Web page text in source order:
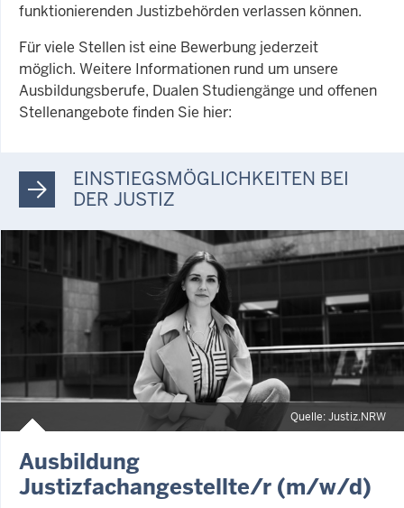
funktionierenden Justizbehörden verlassen können.
Für viele Stellen ist eine Bewerbung jederzeit
möglich. Weitere Informationen rund um unsere
Ausbildungsberufe, Dualen Studiengänge und offenen
Stellenangebote finden Sie hier:
EINSTIEGSMÖGLICHKEITEN BEI
DER JUSTIZ
Quelle: Justiz.NRW
Ausbildung
Justizfachangestellte/r (m/w/d)